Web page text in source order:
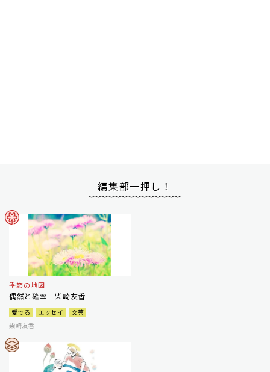
編集部一押し！
季節の地図
偶然と確率 柴崎友香
愛でる エッセイ
文芸
柴崎友香